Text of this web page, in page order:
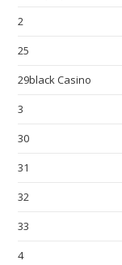
2
25
29black Casino
3
30
31
32
33
4